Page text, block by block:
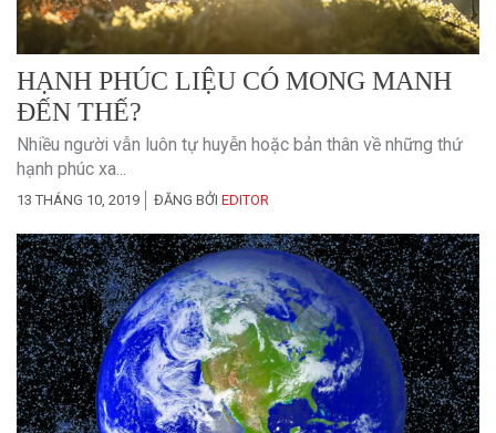
HẠNH PHÚC LIỆU CÓ MONG MANH
ĐẾN THẾ?
Nhiều người vẫn luôn tự huyễn hoặc bản thân về những thứ
hạnh phúc xa...
13 THÁNG 10, 2019 ĐĂNG BỞI EDITOR